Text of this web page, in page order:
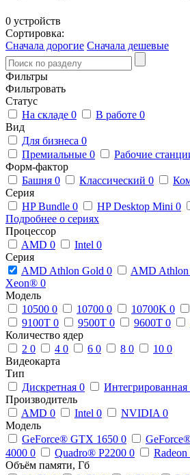
0 устройств
Сортировка:
Сначала дорогие Сначала дешевые
Фильтры
Фильтровать
Статус
На складе 0 В работе 0
Вид
Для бизнеса 0
Премиальные 0 Рабочие
Форм-фактор
Башня 0 Классический 0
Серия
HP Bundle 0 HP Desktop Mini 0
Подробнее о сериях
Процессор
AMD 0 Intel 0
Серия
AMD Athlon Gold 0 AMD Athlon
Xeon® 0
Модель
10500 0 10700 0 10700K 0
9100T 0 9500T 0 9600T 0
Количество ядер
2 0 4 0 6 0 8 0 10 0
Видеокарта
Тип
Дискретная 0 Интегрированная
Производитель
AMD 0 Intel 0 NVIDIA 0
Модель
GeForce® GTX 1650 0
4000 0 Quadro® P2200 0
Объём памяти, Гб